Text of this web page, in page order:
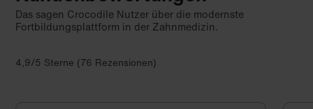
Das sagen Crocodile Nutzer über die modernste
Fortbildungsplattform in der Zahnmedizin.
4,9/5 Sterne (76 Rezensionen)